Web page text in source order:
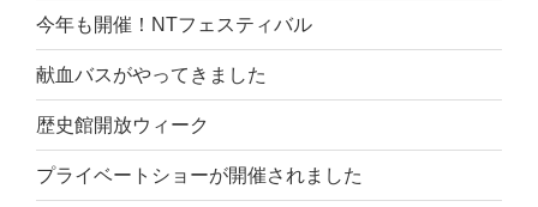
今年も開催！NTフェスティバル
献血バスがやってきました
歴史館開放ウィーク
プライベートショーが開催されました